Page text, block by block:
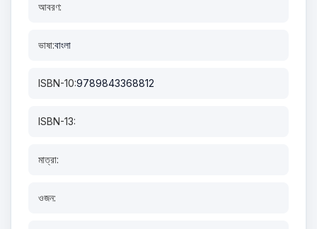
আবরণ:
ভাষা:বাংলা
ISBN-10:9789843368812
ISBN-13:
মাত্রা:
ওজন: